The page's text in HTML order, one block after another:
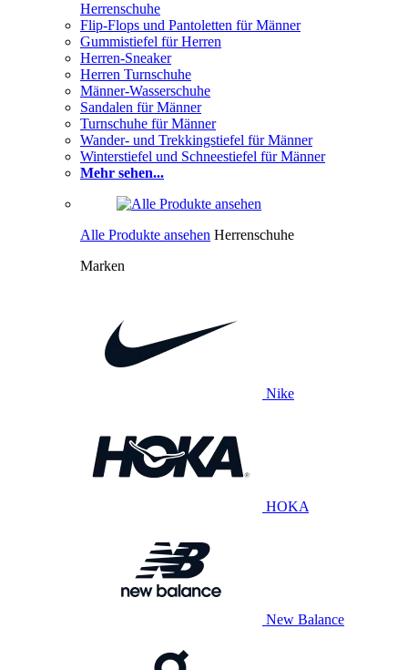
Herrenschuhe
Flip-Flops und Pantoletten für Männer
Gummistiefel für Herren
Herren-Sneaker
Herren Turnschuhe
Männer-Wasserschuhe
Sandalen für Männer
Turnschuhe für Männer
Wander- und Trekkingstiefel für Männer
Winterstiefel und Schneestiefel für Männer
Mehr sehen...
Alle Produkte ansehen Herrenschuhe
Marken
Nike
HOKA
New Balance